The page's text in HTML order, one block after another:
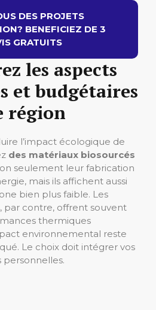
DES PROJETS
BENEFICIEZ DE 3
GRATUITS
les aspects
et budgétaires
région
l’impact écologique de
des matériaux biosourcés
seulement leur fabrication
mais ils affichent aussi
bien plus faible. Les
par contre, offrent souvent
thermiques
environnemental reste
Le choix doit intégrer vos
personnelles.